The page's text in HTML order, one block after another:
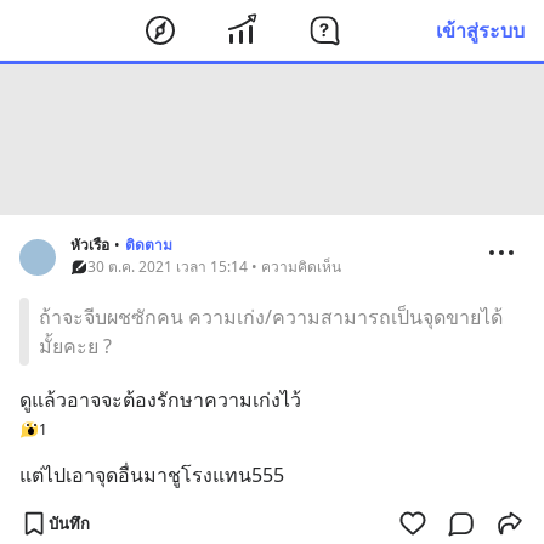
เข้าสู่ระบบ
หัวเรือ • ติดตาม
30 ต.ค. 2021 เวลา 15:14 • ความคิดเห็น
ถ้าจะจีบผชซักคน ความเก่ง/ความสามารถเป็นจุดขายได้
มั้ยคะย ?
ดูแล้วอาจจะต้องรักษาความเก่งไว้
1
แต่ไปเอาจุดอื่นมาชูโรงแทน555
บันทึก